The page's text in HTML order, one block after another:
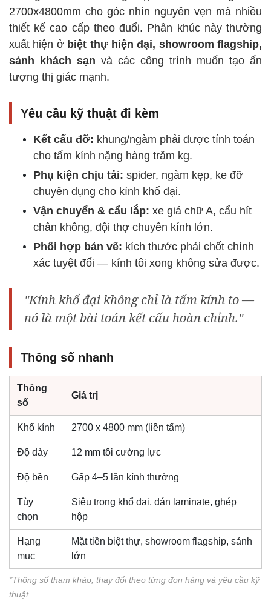
2700x4800mm cho góc nhìn nguyên vẹn mà nhiều
thiết kế cao cấp theo đuổi. Phân khúc này thường
xuất hiện ở biệt thự hiện đại, showroom flagship,
sảnh khách sạn và các công trình muốn tạo ấn
tượng thị giác mạnh.
Yêu cầu kỹ thuật đi kèm
Kết cấu đỡ: khung/ngàm phải được tính toán
cho tấm kính nặng hàng trăm kg.
Phụ kiện chịu tải: spider, ngàm kẹp, ke đỡ
chuyên dụng cho kính khổ đại.
Vận chuyển & cẩu lắp: xe giá chữ A, cẩu hít
chân không, đội thợ chuyên kính lớn.
Phối hợp bản vẽ: kích thước phải chốt chính
xác tuyệt đối — kính tôi xong không sửa được.
"Kính khổ đại không chỉ là tấm kính to —
nó là một bài toán kết cấu hoàn chỉnh."
Thông số nhanh
Thông
số
Giá trị
Khổ kính 2700 x 4800 mm (liền tấm)
Độ dày 12 mm tôi cường lực
Độ bền Gấp 4–5 lần kính thường
Tùy
chọn
Siêu trong khổ đại, dán laminate, ghép
hộp
Hạng
mục
Mặt tiền biệt thự, showroom flagship, sảnh
lớn
*Thông số tham khảo, thay đổi theo từng đơn hàng và yêu cầu kỹ
thuật.